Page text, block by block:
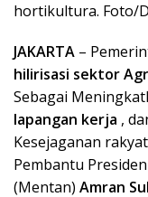
hortikultura. Foto/
JAKARTA –
hilirisasi sektor
Sebagai
lapangan kerja ,
Kesejaganan
Pembantu
(Mentan) Amran